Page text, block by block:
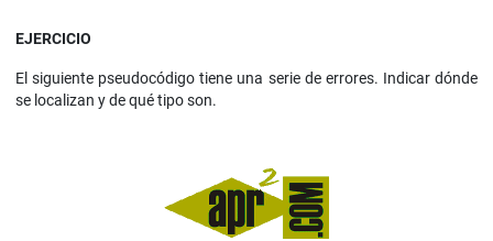
EJERCICIO
El siguiente pseudocódigo tiene una serie de errores. Indicar dónde
se localizan y de qué tipo son.